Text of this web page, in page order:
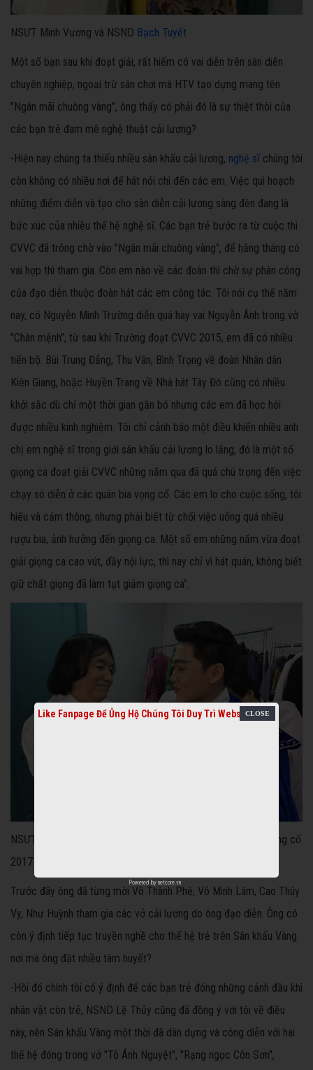
NSƯT Minh Vương và NSND Bạch Tuyết
Một số bạn sau khi đoạt giải, rất hiếm có vai diễn trên sàn diễn
chuyên nghiệp, ngoại trừ sân chơi mà HTV tạo dựng mang tên
"Ngân mãi chuông vàng", ông thấy có phải đó là sự thiệt thòi của
các bạn trẻ đam mê nghệ thuật cải lương?
-Hiện nay chúng ta thiếu nhiều sân khấu cải lương, nghệ sĩ chúng tôi
còn không có nhiều nơi để hát nói chi đến các em. Việc qui hoạch
những điểm diễn và tạo cho sàn diễn cải lương sáng đèn đang là
bức xúc của nhiều thế hệ nghệ sĩ. Các bạn trẻ bước ra từ cuộc thi
CVVC đã trông chờ vào "Ngân mãi chuông vàng", để hằng tháng có
vai hợp thì tham gia. Còn em nào về các đoàn thì chờ sự phân công
của đạo diễn thuộc đoàn hát các em công tác. Tôi nói cụ thể năm
nay, có Nguyễn Minh Trường diễn quá hay vai Nguyễn Ánh trong vở
"Chân mệnh", từ sau khi Trường đoạt CVVC 2015, em đã có nhiều
tiến bộ. Bùi Trung Đẳng, Thu Vân, Bình Trọng về đoàn Nhân dân
Kiên Giang, hoặc Huyền Trang về Nhà hát Tây Đô cũng có nhiều
khởi sắc dù chỉ một thời gian gắn bó nhưng các em đã học hỏi
được nhiều kinh nghiệm. Tôi chỉ cảnh báo một điều khiến nhiều anh
chị em nghệ sĩ trong giới sân khấu cải lương lo lắng, đó là một số
giọng ca đoạt giải CVVC những năm qua đã quá chú trọng đến việc
chạy sô diễn ở các quán bia vọng cổ. Các em lo cho cuộc sống, tôi
hiểu và cảm thông, nhưng phải biết từ chối việc uống quá nhiều
rượu bia, ảnh hưởng đến giọng ca. Một số em những năm vừa đoạt
giải giọng ca cao vút, đầy nội lực, thì nay chỉ vì hát quán, không biết
giữ chất giọng đã làm tụt giảm giọng ca".
NSƯT Minh Vương và Nguyễn Văn Khởi - giải Chuông vàng vọng cổ
2017
Trước đây ông đã từng mời Võ Thành Phê, Võ Minh Lâm, Cao Thúy
Vy, Như Huỳnh tham gia các vở cải lương do ông đạo diễn. Ông có
còn ý định tiếp tục truyền nghề cho thế hệ trẻ trên Sân khấu Vàng
nơi mà ông đặt nhiều tâm huyết?
-Hồi đó chính tôi có ý định để các bạn trẻ đóng những cảnh đầu khi
nhân vật còn trẻ, NSND Lệ Thủy cũng đã đồng ý với tôi về điều
này, nên Sân khấu Vàng một thời đã dàn dựng và công diễn với hai
thế hệ đóng trong vở "Tô Ánh Nguyệt", "Rạng ngọc Côn Sơn",
Like Fanpage Để Ủng Hộ Chúng Tôi Duy Trì Website
Powered by netcore.vn